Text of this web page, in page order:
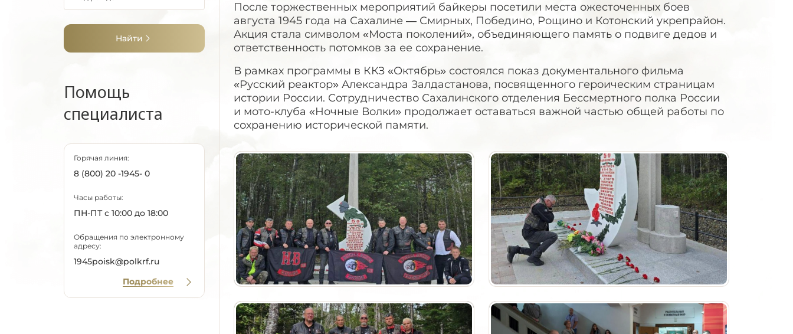
Найти
Помощь
специалиста
Горячая линия:
8 (800) 20 -1945- 0
Часы работы:
ПН-ПТ с 10:00 до 18:00
Обращения по электронному
адресу:
1945poisk@polkrf.ru
Подробнее
После торжественных мероприятий байкеры посетили места ожесточенных боев
августа 1945 года на Сахалине — Смирных, Победино, Рощино и Котонский укрепрайон.
Акция стала символом «Моста поколений», объединяющего память о подвиге дедов и
ответственность потомков за ее сохранение.
В рамках программы в ККЗ «Октябрь» состоялся показ документального фильма
«Русский реактор» Александра Залдастанова, посвященного героическим страницам
истории России. Сотрудничество Сахалинского отделения Бессмертного полка России
и мото-клуба «Ночные Волки» продолжает оставаться важной частью общей работы по
сохранению исторической памяти.